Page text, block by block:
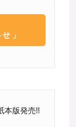
」
本版発売!!